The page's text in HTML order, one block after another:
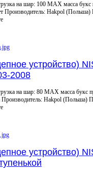
на шар: 100 MAX масса букс
Производитель: Hakpol (Польша)
устройство)
2008
на шар: 80 MAX масса букс
Производитель: Hakpol (Польша)
устройство)